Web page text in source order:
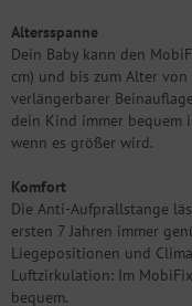
Altersspanne
Dein Baby kann den
cm) und bis zum Alter von
verlängerbarer
dein Kind immer bequem
wenn es größer wird.
Komfort
Die Anti-Aufprallstange
ersten 7 Jahren immer
Liegepositionen und
Luftzirkulation: Im
bequem.